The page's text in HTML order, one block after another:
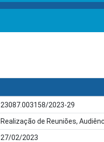
23087.003158/2023-29
Realização de Reuniões,
27/02/2023